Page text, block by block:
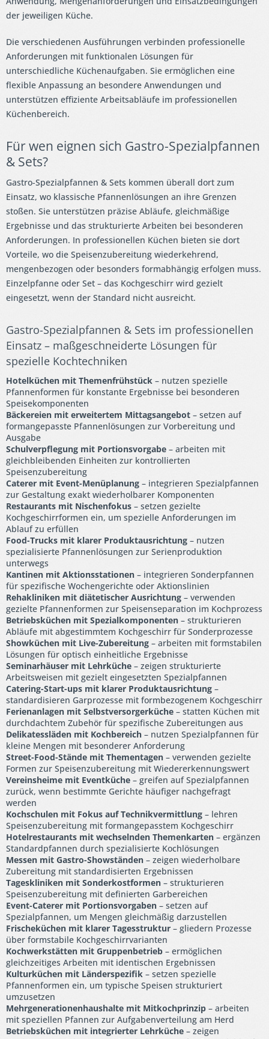
der jeweiligen Küche.
Die verschiedenen Ausführungen verbinden professionelle
Anforderungen mit funktionalen Lösungen für
unterschiedliche Küchenaufgaben. Sie ermöglichen eine
flexible Anpassung an besondere Anwendungen und
unterstützen effiziente Arbeitsabläufe im professionellen
Küchenbereich.
Für wen eignen sich Gastro-Spezialpfannen
& Sets?
Gastro-Spezialpfannen & Sets kommen überall dort zum
Einsatz, wo klassische Pfannenlösungen an ihre Grenzen
stoßen. Sie unterstützen präzise Abläufe, gleichmäßige
Ergebnisse und das strukturierte Arbeiten bei besonderen
Anforderungen. In professionellen Küchen bieten sie dort
Vorteile, wo die Speisenzubereitung wiederkehrend,
mengenbezogen oder besonders formabhängig erfolgen muss.
Einzelpfanne oder Set – das Kochgeschirr wird gezielt
eingesetzt, wenn der Standard nicht ausreicht.
Gastro-Spezialpfannen & Sets im professionellen
Einsatz – maßgeschneiderte Lösungen für
spezielle Kochtechniken
Hotelküchen mit Themenfrühstück – nutzen spezielle
Pfannenformen für konstante Ergebnisse bei besonderen
Speisekomponenten
Bäckereien mit erweitertem Mittagsangebot – setzen auf
formangepasste Pfannenlösungen zur Vorbereitung und
Ausgabe
Schulverpflegung mit Portionsvorgabe – arbeiten mit
gleichbleibenden Einheiten zur kontrollierten
Speisenzubereitung
Caterer mit Event-Menüplanung – integrieren Spezialpfannen
zur Gestaltung exakt wiederholbarer Komponenten
Restaurants mit Nischenfokus – setzen gezielte
Kochgeschirrformen ein, um spezielle Anforderungen im
Ablauf zu erfüllen
Food-Trucks mit klarer Produktausrichtung – nutzen
spezialisierte Pfannenlösungen zur Serienproduktion
unterwegs
Kantinen mit Aktionsstationen – integrieren Sonderpfannen
für spezifische Wochengerichte oder Aktionslinien
Rehakliniken mit diätetischer Ausrichtung – verwenden
gezielte Pfannenformen zur Speisenseparation im Kochprozess
Betriebsküchen mit Spezialkomponenten – strukturieren
Abläufe mit abgestimmtem Kochgeschirr für Sonderprozesse
Showküchen mit Live-Zubereitung – arbeiten mit formstabilen
Lösungen für optisch einheitliche Ergebnisse
Seminarhäuser mit Lehrküche – zeigen strukturierte
Arbeitsweisen mit gezielt eingesetzten Spezialpfannen
Catering-Start-ups mit klarer Produktausrichtung –
standardisieren Garprozesse mit formbezogenem Kochgeschirr
Ferienanlagen mit Selbstversorgerküche – statten Küchen mit
durchdachtem Zubehör für spezifische Zubereitungen aus
Delikatessläden mit Kochbereich – nutzen Spezialpfannen für
kleine Mengen mit besonderer Anforderung
Street-Food-Stände mit Thementagen – verwenden gezielte
Formen zur Speisenzubereitung mit Wiedererkennungswert
Vereinsheime mit Eventküche – greifen auf Spezialpfannen
zurück, wenn bestimmte Gerichte häufiger nachgefragt
werden
Kochschulen mit Fokus auf Technikvermittlung – lehren
Speisenzubereitung mit formangepasstem Kochgeschirr
Hotelrestaurants mit wechselnden Themenkarten – ergänzen
Standardpfannen durch spezialisierte Kochlösungen
Messen mit Gastro-Showständen – zeigen wiederholbare
Zubereitung mit standardisierten Ergebnissen
Tageskliniken mit Sonderkostformen – strukturieren
Speisenzubereitung mit definierten Garbereichen
Event-Caterer mit Portionsvorgaben – setzen auf
Spezialpfannen, um Mengen gleichmäßig darzustellen
Frischeküchen mit klarer Tagesstruktur – gliedern Prozesse
über formstabile Kochgeschirrvarianten
Kochwerkstätten mit Gruppenbetrieb – ermöglichen
gleichzeitiges Arbeiten mit identischen Ergebnissen
Kulturküchen mit Länderspezifik – setzen spezielle
Pfannenformen ein, um typische Speisen strukturiert
umzusetzen
Mehrgenerationenhaushalte mit Mitkochprinzip – arbeiten
mit speziellen Pfannen zur Aufgabenverteilung am Herd
Betriebsküchen mit integrierter Lehrküche – zeigen